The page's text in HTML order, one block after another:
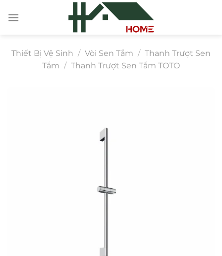
đến
Thiết Bị Vệ Sinh / Vòi Sen Tắm / Thanh Trượt Sen
Tắm / Thanh Trượt Sen Tắm TOTO